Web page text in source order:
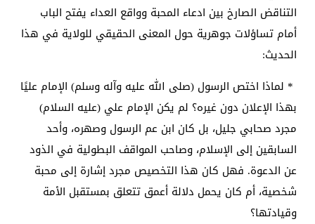
التناقض الصارخ بين ادعاء المحبة وواقع العداء يفتح الباب
أمام تساؤلات جوهرية حول المعنى الحقيقي للولاية في هذا
الحديث:
* لماذا اختص الرسول (صلى الله عليه وآله وسلم) الإمام عليًا
بهذا الإعلان دون غيره؟ لم يكن الإمام علي (عليه السلام)
مجرد صحابي جليل، بل كان ابن عم الرسول وصهره، وأحد
السابقين إلى الإسلام، وصاحب المواقف البطولية في الذود
عن الدعوة. فهل كان هذا التخصيص مجرد إشارة إلى محبة
شخصية، أم كان يحمل دلالة أعمق تتعلق بمستقبل الأمة
وقيادتها؟